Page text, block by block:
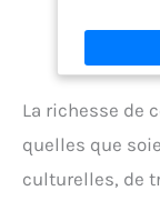
La richesse de
quelles que
culturelles, de